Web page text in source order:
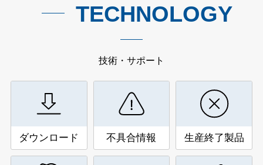
TECHNOLOGY
技術・サポート
ダウンロード 不具合情報 生産終了製品